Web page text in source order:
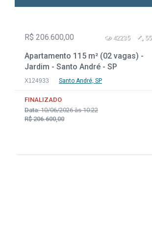
R$ 206.600,00 42235 55
Apartamento 115 m² (02 vagas) -
Jardim - Santo André - SP
X124933 Santo André, SP
FINALIZADO
Data:10/06/2026 às 10:22
R$ 206.600,00